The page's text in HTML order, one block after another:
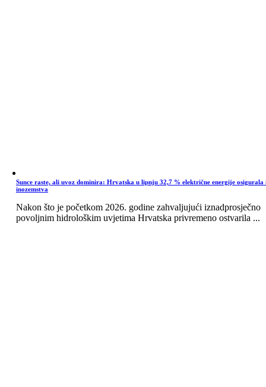
Sunce raste, ali uvoz dominira: Hrvatska u lipnju 32,7 % električne energije osigurala
inozemstva
Nakon što je početkom 2026. godine zahvaljujući iznadprosječno
povoljnim hidrološkim uvjetima Hrvatska privremeno ostvarila ...